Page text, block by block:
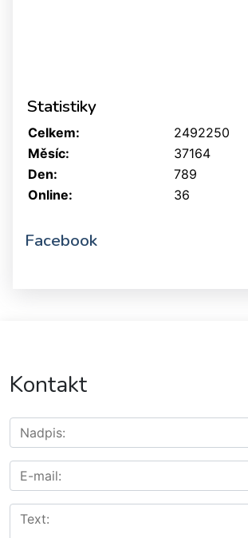
Statistiky
Online: 36
Celkem:
2492250
Měsíc:
37164
Den:
789
Facebook
Kontakt